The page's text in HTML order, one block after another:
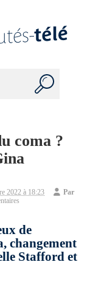
coma ?
2022 à 18:23
Par
de
changement
Stafford et